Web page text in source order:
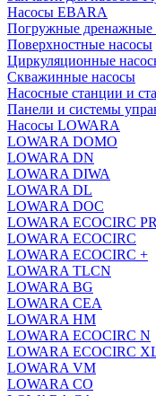
Насосы EBARA
Погружные дренажные
Поверхностные насосы
Циркуляционные
Скважинные насосы
Насосные станции и
Панели и системы
Насосы LOWARA
LOWARA DOMO
LOWARA DN
LOWARA DIWA
LOWARA DL
LOWARA DOC
LOWARA ECOCIRC
LOWARA ECOCIRC
LOWARA ECOCIRC +
LOWARA TLCN
LOWARA BG
LOWARA CEA
LOWARA HM
LOWARA ECOCIRC N
LOWARA ECOCIRC
LOWARA VM
LOWARA CO